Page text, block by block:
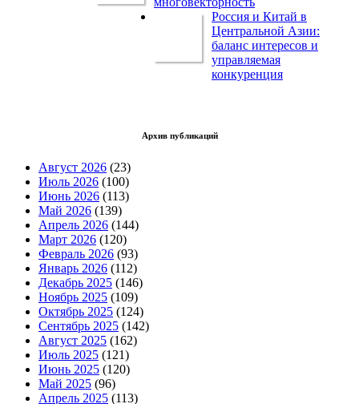
Россия и Китай в
Центральной Азии:
баланс интересов и
управляемая
конкуренция
Архив публикаций
Август 2026 (23)
Июль 2026 (100)
Июнь 2026 (113)
Май 2026 (139)
Апрель 2026 (144)
Март 2026 (120)
Февраль 2026 (93)
Январь 2026 (112)
Декабрь 2025 (146)
Ноябрь 2025 (109)
Октябрь 2025 (124)
Сентябрь 2025 (142)
Август 2025 (162)
Июль 2025 (121)
Июнь 2025 (120)
Май 2025 (96)
Апрель 2025 (113)